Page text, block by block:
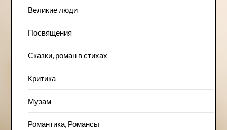
Великие люди
Посвящения
Сказки, роман в стихах
Критика
Музам
Романтика, Романсы